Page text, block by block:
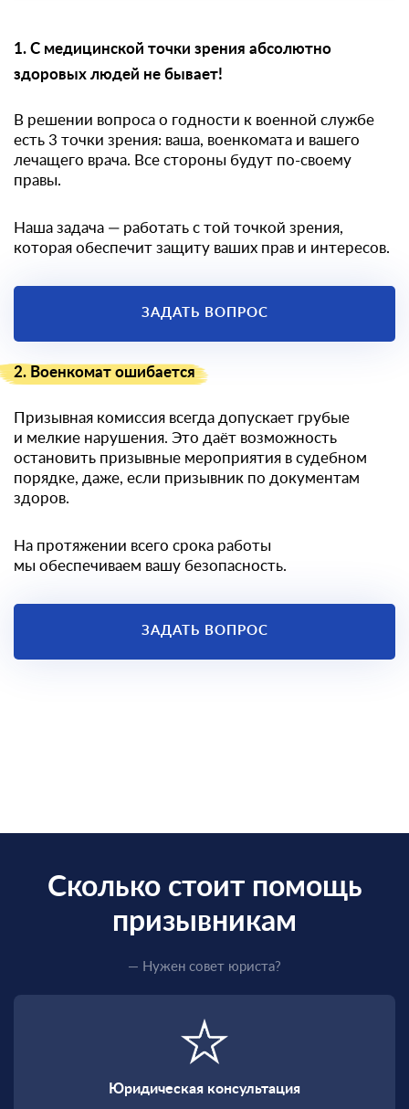
1. С медицинской точки зрения абсолютно
здоровых людей не бывает!
В решении вопроса о годности к военной службе
есть 3 точки зрения: ваша, военкомата и вашего
лечащего врача. Все стороны будут по-своему
правы.
Наша задача — работать с той точкой зрения,
которая обеспечит защиту ваших прав и интересов.
ЗАДАТЬ ВОПРОС
2. Военкомат ошибается
Призывная комиссия всегда допускает грубые
и мелкие нарушения. Это даёт возможность
остановить призывные мероприятия в судебном
порядке, даже, если призывник по документам
здоров.
На протяжении всего срока работы
мы обеспечиваем вашу безопасность.
ЗАДАТЬ ВОПРОС
Сколько стоит помощь
призывникам
— Нужен совет юриста?
Юридическая консультация